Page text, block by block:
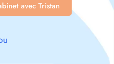
avec Tristan